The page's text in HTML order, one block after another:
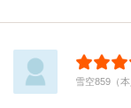
雪空859（